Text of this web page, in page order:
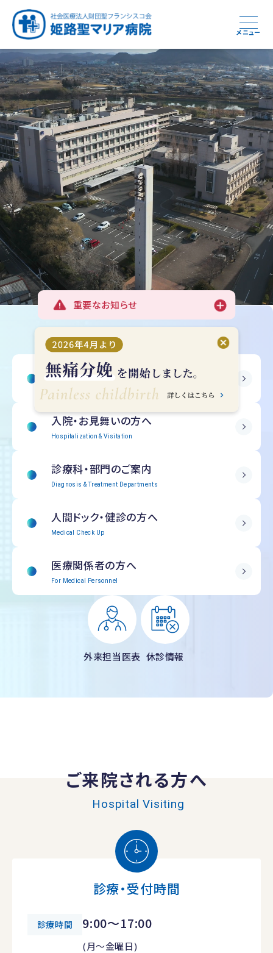
メニュー
健康と安心をあなたに
つなぎ続ける地域医療
周産期から終末期まで
地域を支える医療
急性期から回復期へと
つなぐ医療
学び・育てる医療
重要なお知らせ
受診される方へ
Outpatient Information
入院・お見舞いの方へ
Hospitalization & Visitation
診療科・部門のご案内
Diagnosis & Treatment Departments
人間ドック・健診の方へ
Medical Check Up
医療関係者の方へ
For Medical Personnel
外来担当医表 休診情報
ご来院される方へ
Hospital Visiting
診療・受付時間
診療時間 9:00～17:00
(月～金曜日)